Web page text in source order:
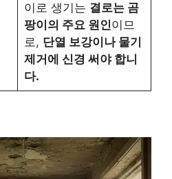
이로 생기는 결로는 곰
팡이의 주요 원인이므
로, 단열 보강이나 물기
제거에 신경 써야 합니
다.